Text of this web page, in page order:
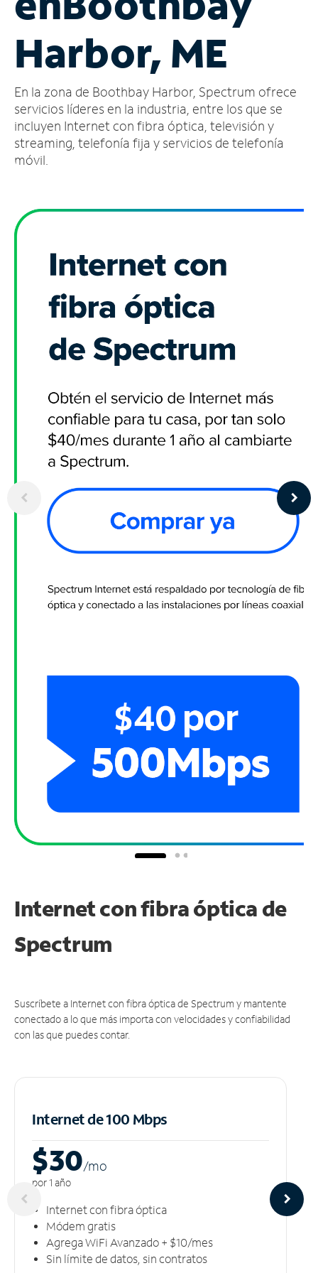
cuenta
Encuentra
tienda
Harbor, ME
En la zona de Boothbay Harbor, Spectrum ofrece
servicios líderes en la industria, entre los que se
incluyen Internet con fibra óptica, televisión y
streaming, telefonía fija y servicios de telefonía
móvil.
Internet con fibra óptica de
Spectrum
Suscríbete a Internet con fibra óptica de Spectrum y mantente
conectado a lo que más importa con velocidades y confiabilidad
con las que puedes contar.
Internet de 100 Mbps
$30/mo
por 1 año
Internet con fibra óptica
Módem gratis
Agrega WiFi Avanzado + $10/mes
Sin límite de datos, sin contratos